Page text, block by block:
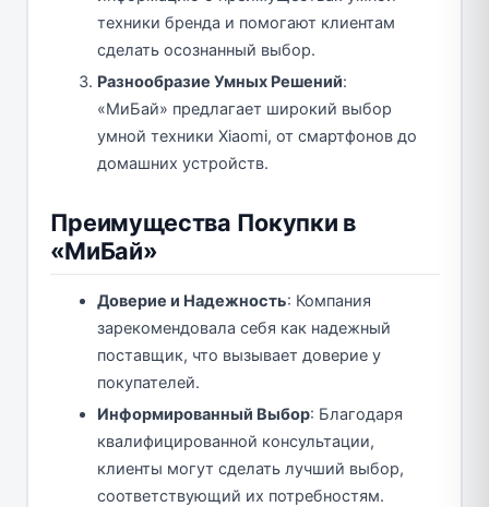
техники бренда и помогают клиентам
сделать осознанный выбор.
Разнообразие Умных Решений:
«МиБай» предлагает широкий выбор
умной техники Xiaomi, от смартфонов до
домашних устройств.
Преимущества Покупки в
«МиБай»
Доверие и Надежность: Компания
зарекомендовала себя как надежный
поставщик, что вызывает доверие у
покупателей.
Информированный Выбор: Благодаря
квалифицированной консультации,
клиенты могут сделать лучший выбор,
соответствующий их потребностям.